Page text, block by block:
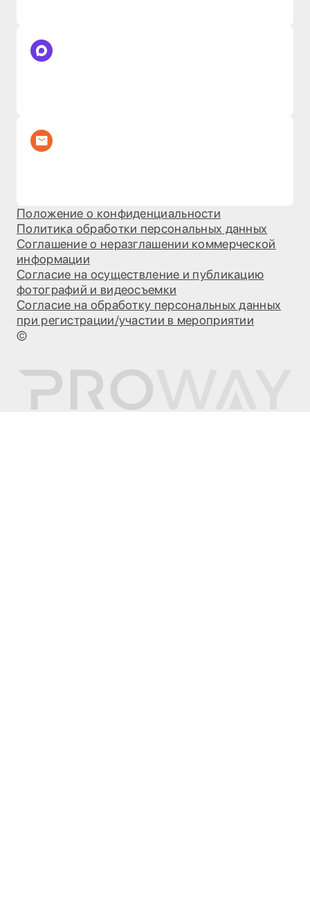
Положение о конфиденциальности
Политика обработки персональных данных
Соглашение о неразглашении коммерческой
информации
Согласие на осуществление и публикацию
фотографий и видеосъемки
Согласие на обработку персональных данных
при регистрации/участии в мероприятии
©